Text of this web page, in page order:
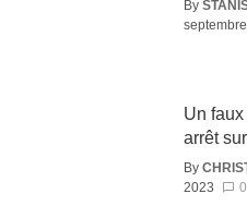
By
Un
arrêt
By
2023
0